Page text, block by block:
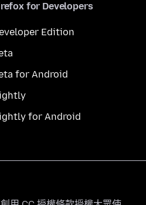
for Developers
Edition
for Android
for Android